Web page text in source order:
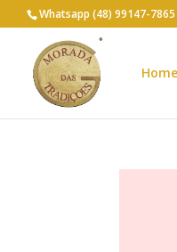
Whatsapp (48) 99147-7865
Home